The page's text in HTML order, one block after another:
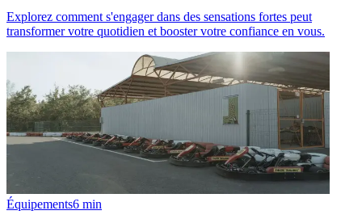
Explorez comment s'engager dans des sensations fortes peut
transformer votre quotidien et booster votre confiance en vous.
Équipements6 min